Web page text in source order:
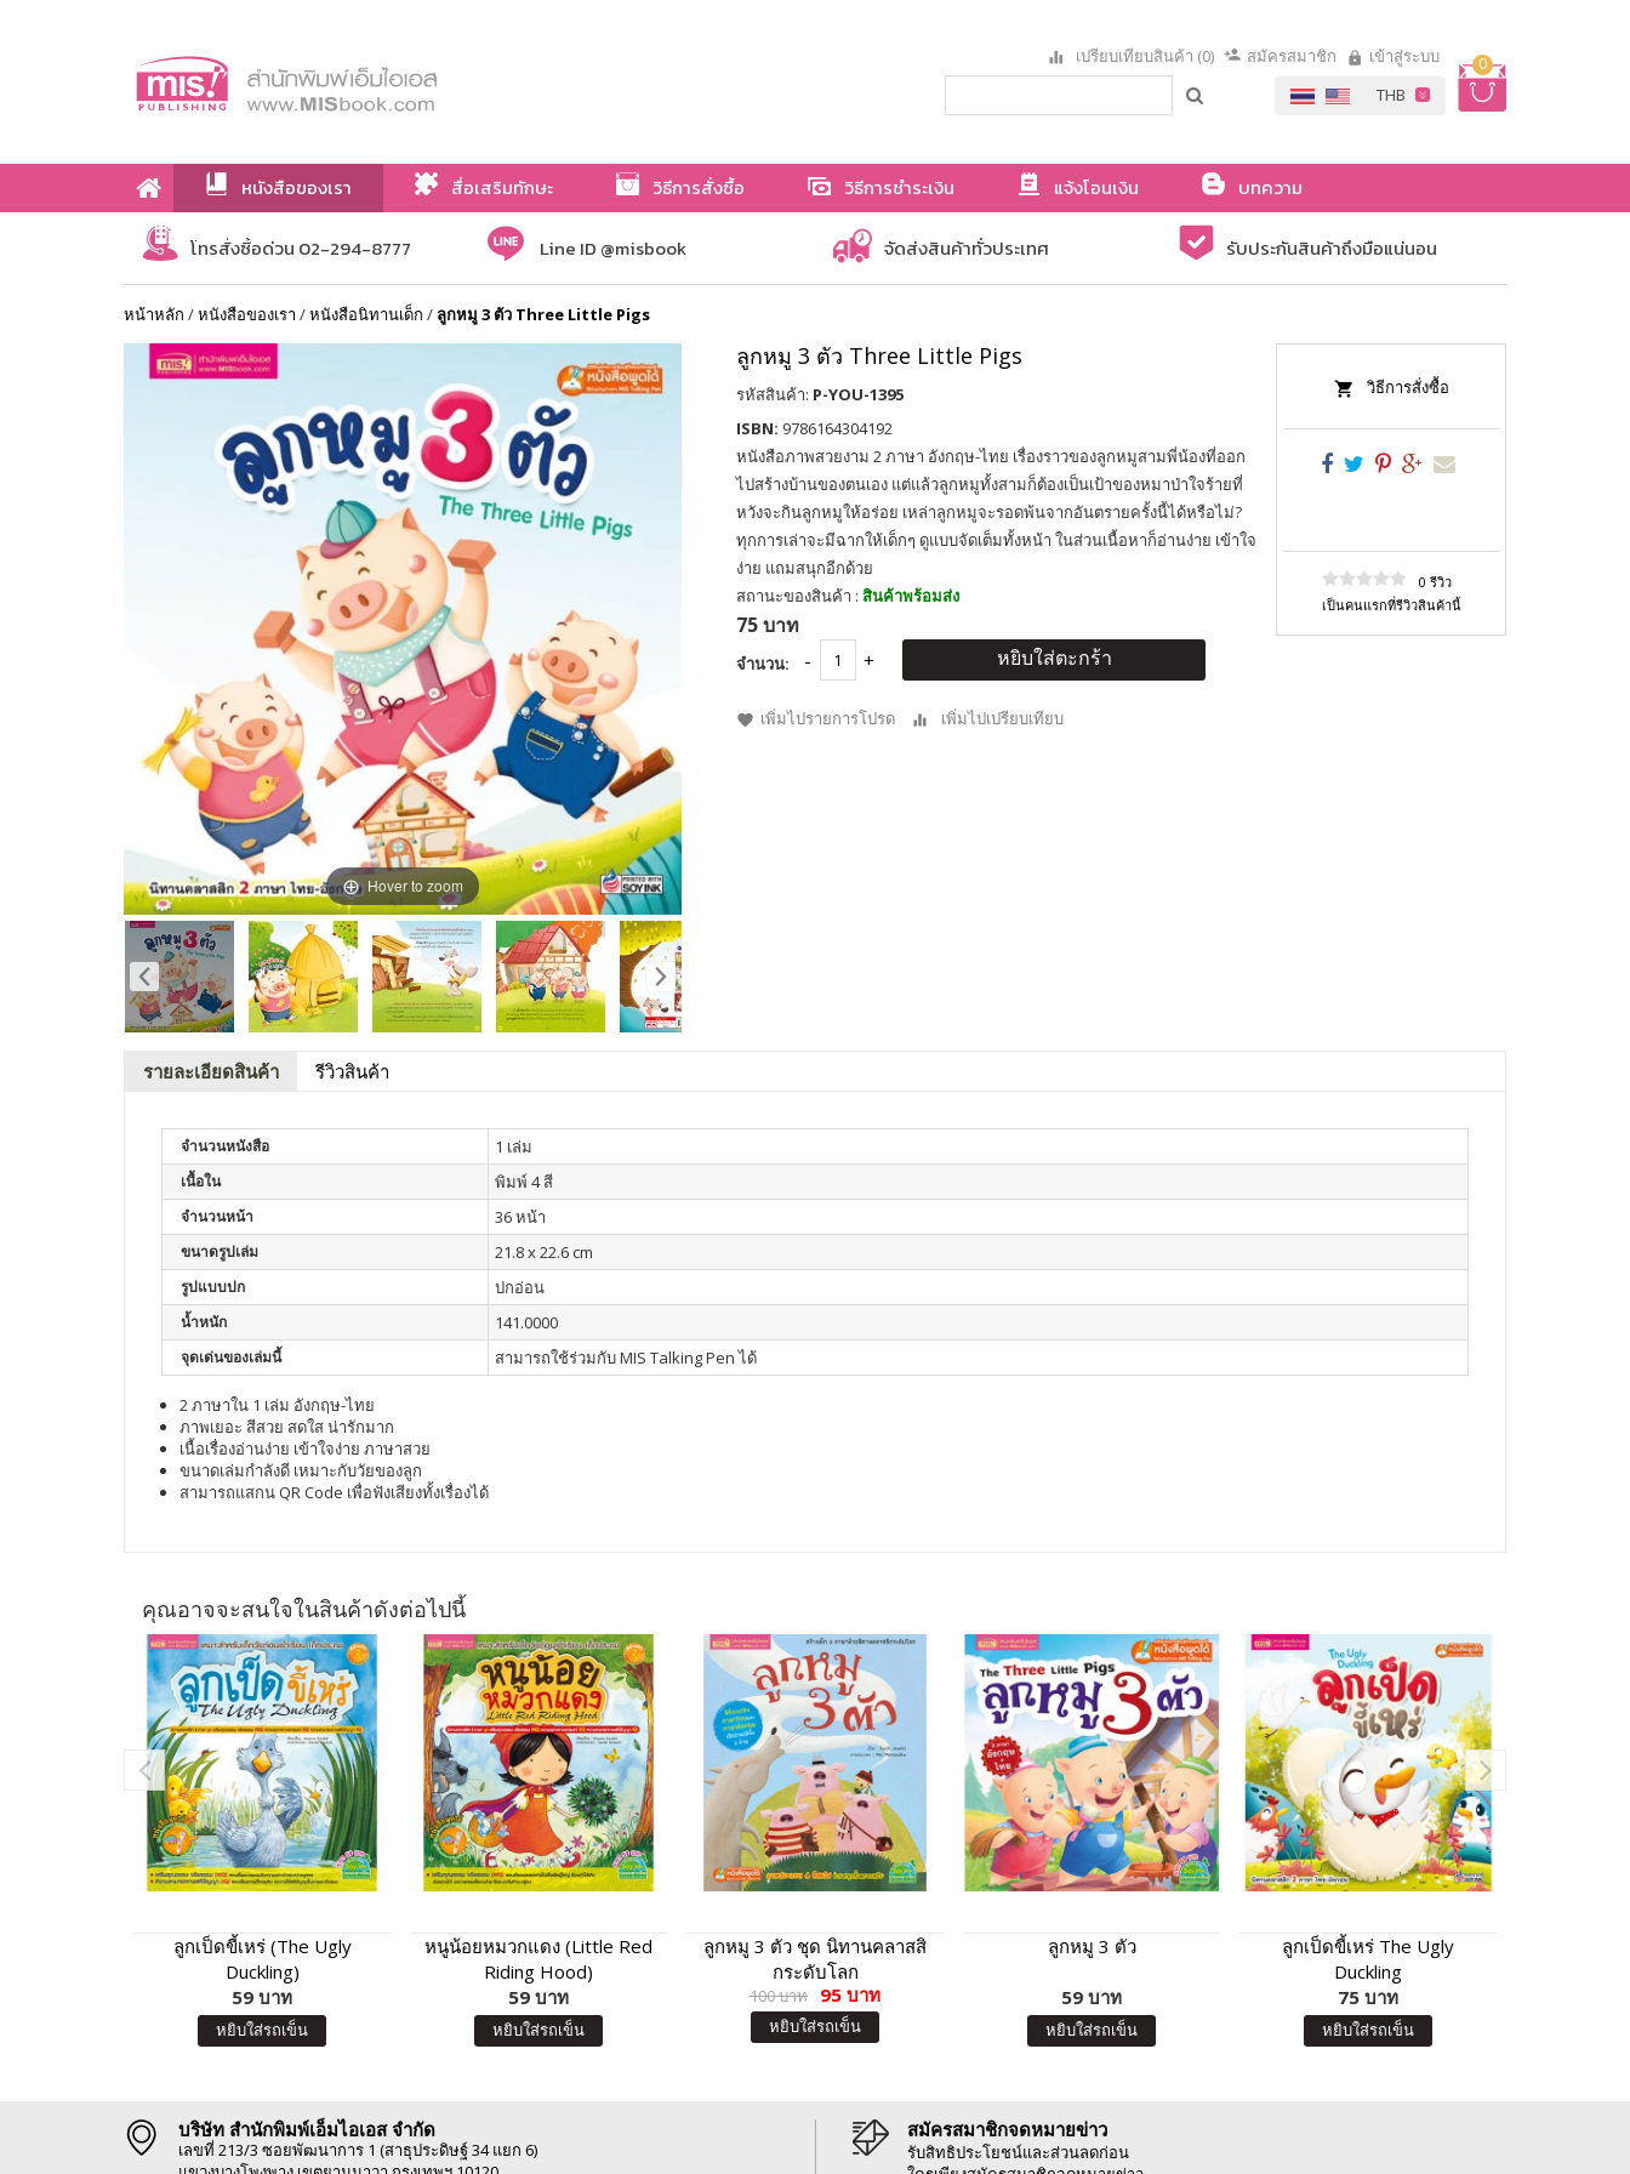
0
เปรียบเทียบสินค้า (0) สมัครสมาชิก เข้าสู่ระบบ
หนังสือของเรา สื่อเสริมทักษะ วิธีการสั่งซื้อ วิธีการชำระเงิน แจ้งโอนเงิน
บทความ
เกี่ยวกับเรา
โทรสั่งซื้อด่วน 02-294-8777 Line ID @misbook จัดส่งสินค้าทั่วประเทศ รับประกันสินค้าถึงมือแน่นอน
หน้าหลัก /หนังสือของเรา /หนังสือนิทานเด็ก / ลูกหมู 3 ตัว Three Little Pigs
Hover to zoom
ลูกหมู 3 ตัว Three Little Pigs
รหัสสินค้า: P-YOU-1395
ISBN: 9786164304192
หนังสือภาพสวยงาม 2 ภาษา อังกฤษ-ไทย เรื่องราวของลูกหมูสามพี่น้องที่ออก
ไปสร้างบ้านของตนเอง แต่แล้วลูกหมูทั้งสามก็ต้องเป็นเป้าของหมาป่าใจร้ายที่
หวังจะกินลูกหมูให้อร่อย เหล่าลูกหมูจะรอดพ้นจากอันตรายครั้งนี้ได้หรือไม่?
ทุกการเล่าจะมีฉากให้เด็กๆ ดูแบบจัดเต็มทั้งหน้า ในส่วนเนื้อหาก็อ่านง่าย เข้าใจ
ง่าย แถมสนุกอีกด้วย
สถานะของสินค้า : สินค้าพร้อมส่ง
75 บาท
จำนวน: หยิบใส่ตะกร้า
เพิ่มไปรายการโปรด เพิ่มไปเปรียบเทียบ
วิธีการสั่งซื้อ
0 รีวิว
เป็นคนแรกที่รีวิวสินค้านี้
รายละเอียดสินค้า รีวิวสินค้า
จำนวนหนังสือ 1 เล่ม
เนื้อใน พิมพ์ 4 สี
จำนวนหน้า 36 หน้า
ขนาดรูปเล่ม 21.8 x 22.6 cm
รูปแบบปก ปกอ่อน
น้ำหนัก 141.0000
จุดเด่นของเล่มนี้ สามารถใช้ร่วมกับ MIS Talking Pen ได้
2 ภาษาใน 1 เล่ม อังกฤษ-ไทย
ภาพเยอะ สีสวย สดใส น่ารักมาก
เนื้อเรื่องอ่านง่าย เข้าใจง่าย ภาษาสวย
ขนาดเล่มกำลังดี เหมาะกับวัยของลูก
สามารถแสกน QR Code เพื่อฟังเสียงทั้งเรื่องได้
คุณอาจจะสนใจในสินค้าดังต่อไปนี้
ลูกเป็ดขี้เหร่ (The Ugly
Duckling)
59 บาท
หยิบใส่รถเข็น
หนูน้อยหมวกแดง (Little Red
Riding Hood)
59 บาท
หยิบใส่รถเข็น
ลูกหมู 3 ตัว ชุด นิทานคลาสสิ
กระดับโลก
100 บาท 95 บาท
หยิบใส่รถเข็น
ลูกหมู 3 ตัว
59 บาท
หยิบใส่รถเข็น
ลูกเป็ดขี้เหร่ The Ugly
Duckling
75 บาท
หยิบใส่รถเข็น
บริษัท สำนักพิมพ์เอ็มไอเอส จำกัด
เลขที่ 213/3 ซอยพัฒนาการ 1 (สาธุประดิษฐ์ 34 แยก 6)
สมัครสมาชิกจดหมายข่าว
รับสิทธิประโยชน์และส่วนลดก่อน